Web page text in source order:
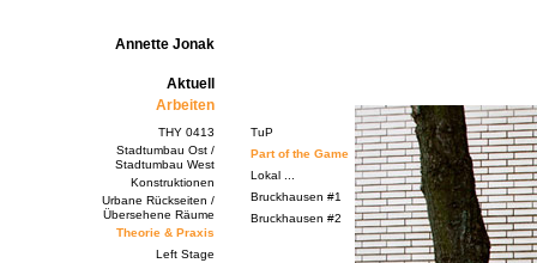
Annette Jonak
Aktuell
Arbeiten
THY 0413
Stadtumbau Ost /
Stadtumbau West
Konstruktionen
Urbane Rückseiten /
Übersehene Räume
Theorie & Praxis
Left Stage
TuP
Part of the Game
Lokal ...
Bruckhausen #1
Bruckhausen #2